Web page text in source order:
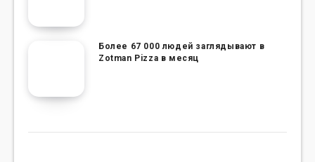
Более 67 000 людей заглядывают в
Zotman Pizza в месяц